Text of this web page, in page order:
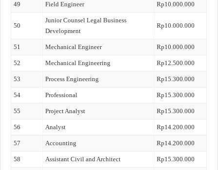
49 Field Engineer Rp10.000.000
50
Junior Counsel Legal Business
Development
Rp10.000.000
51 Mechanical Engineer Rp10.000.000
52 Mechanical Engineering Rp12.500.000
53 Process Engineering Rp15.300.000
54 Professional Rp15.300.000
55 Project Analyst Rp15.300.000
56 Analyst Rp14.200.000
57 Accounting Rp14.200.000
58 Assistant Civil and Architect Rp15.300.000